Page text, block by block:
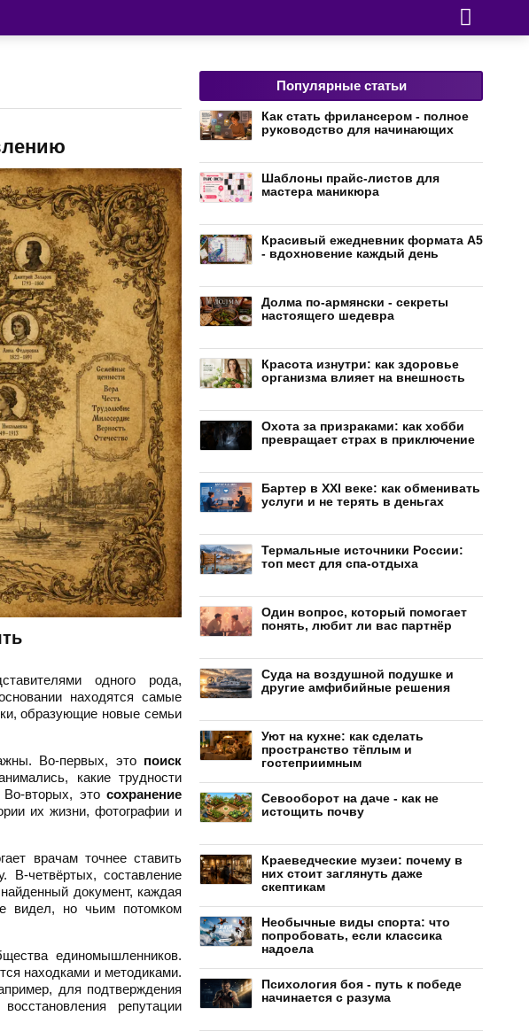
одного рода,
находятся самые
образующие новые семьи
Во-первых, это поиск
какие трудности
вторых, это сохранение
их жизни, фотографии и
врачам точнее ставить
В-четвёртых, составление
документ, каждая
видел, но чьим потомком
единомышленников.
находками и методиками.
для подтверждения
репутации
Популярные статьи
Как стать фрилансером - полное
руководство для начинающих
Шаблоны прайс-листов для
мастера маникюра
Красивый ежедневник формата А5
- вдохновение каждый день
Долма по-армянски - секреты
настоящего шедевра
Красота изнутри: как здоровье
организма влияет на внешность
Охота за призраками: как хобби
превращает страх в приключение
Бартер в XXI веке: как обменивать
услуги и не терять в деньгах
Термальные источники России:
топ мест для спа-отдыха
Один вопрос, который помогает
понять, любит ли вас партнёр
Суда на воздушной подушке и
другие амфибийные решения
Уют на кухне: как сделать
пространство тёплым и
гостеприимным
Севооборот на даче - как не
истощить почву
Краеведческие музеи: почему в
них стоит заглянуть даже
скептикам
Необычные виды спорта: что
попробовать, если классика
надоела
Психология боя - путь к победе
начинается с разума